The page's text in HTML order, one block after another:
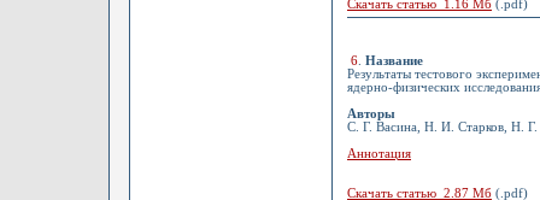
Скачать статью 1.16 Мб (.pdf)
6 Название
Результаты тестового
ядерно-физических
Авторы
С. Г. Васина, Н. И. Старков, Н.
Аннотация
Скачать статью 2.87 Мб (.pdf)